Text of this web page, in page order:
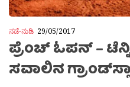
ನಡೆ-ನುಡಿ 29/05/2017
ಪ್ರೆಂಚ್ ಓಪನ್ –
ಸವಾಲಿನ